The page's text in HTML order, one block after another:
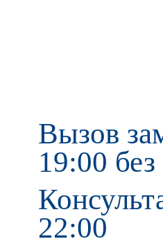
Вызов
19:00
22:00